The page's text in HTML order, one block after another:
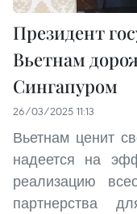
Президент
Вьетнам
Сингапуром
26/03/2025 11:13
Вьетнам ценит
надеется на
реализацию
партнерства